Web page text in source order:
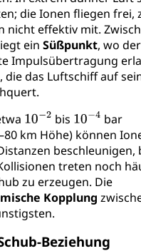
die Ionen fliegen frei,
nicht effektiv mit.
einSüßpunkt, wo
Impulsübertragung
die das Luftschiff auf
bis
bar
km Höhe) können
beschleunigen,
treten noch
zu erzeugen. Die
Kopplung
Beziehung